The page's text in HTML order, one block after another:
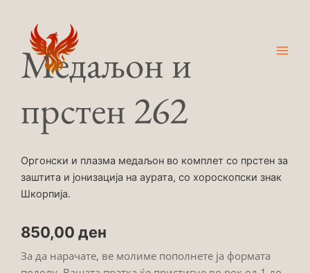
contentМедаљон и
прстен 262
Оргонски и плазма медаљон во комплет со прстен за
заштита и јонизација на аурата, со хороскопски знак
Шкорпија.
850,00 ден
За да нарачате, ве молиме пополнете ја формата